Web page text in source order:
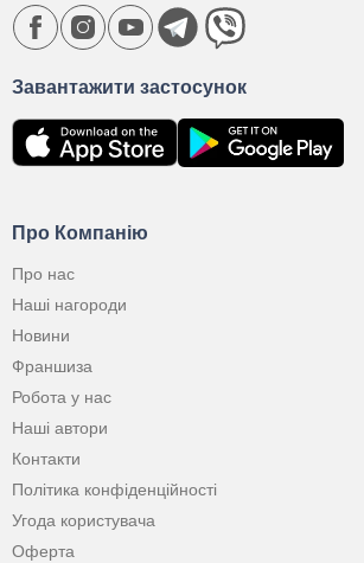
Про Компанію
Про нас
Наші нагороди
Новини
Франшиза
Робота у нас
Наші автори
Контакти
Політика конфіденційності
Угода користувача
Оферта
Завантажити застосунок